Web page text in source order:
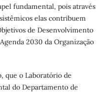
fundamental, pois através
elas contribuem
de Desenvolvimento
2030 da Organização
o Laboratório de
do Departamento de